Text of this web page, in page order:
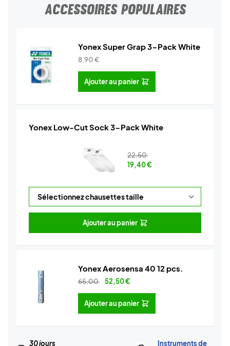
ACCESSOIRES POPULAIRES
Yonex Super Grap 3-Pack White
8,90€
Ajouter au panier
Yonex Low-Cut Sock 3-Pack White
22,50
19,40€
Ajouter au panier
Yonex Aerosensa 40 12 pcs.
65,00 52,50€
Ajouter au panier
30 jours Instruments de